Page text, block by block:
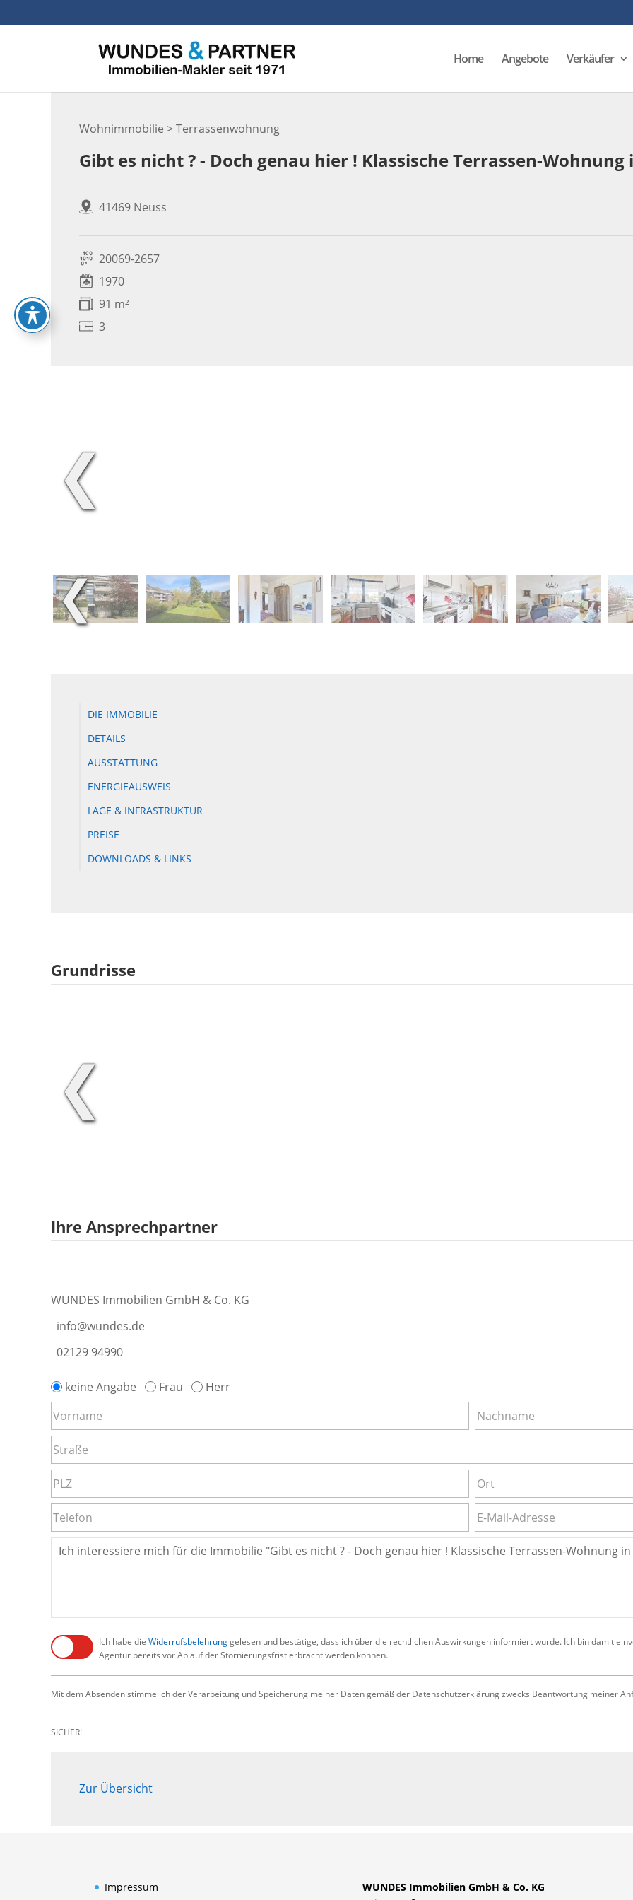
Home Angebote Verkäufer
Wohnimmobilie > Terrassenwohnung
Gibt es nicht ? - Doch genau hier ! Klassische Terrassen-
41469 Neuss
20069-2657
1970
91 m²
3
❮
❮
DIE IMMOBILIE
DETAILS
AUSSTATTUNG
ENERGIEAUSWEIS
LAGE & INFRASTRUKTUR
PREISE
DOWNLOADS & LINKS
Grundrisse
❮
Ihre Ansprechpartner
WUNDES Immobilien GmbH & Co. KG
info@wundes.de
02129 94990
keine Angabe Frau Herr
Ich habe die Widerrufsbelehrunggelesen und bestätige, dass ich über die rechtlichen Auswirkungen informiert wurde. Ich bin damit
Agentur bereits vor Ablauf der Stornierungsfrist erbracht werden können.
Mit dem Absenden stimme ich der Verarbeitung und Speicherung meiner Daten gemäß der Datenschutzerklärung zwecks Beantwortung meiner
SICHER!
Zur Übersicht
Impressum
WUNDES Immobilien GmbH & Co. KG